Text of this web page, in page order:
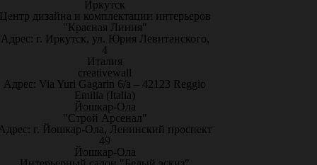
Иркутск
дизайна и комплектации интерьеров
"Красная Линия"
Адрес: г. Иркутск, ул. Юрия Левитанского,
4
Италия
creativewall
Адрес: Via Yuri Gagarin 6/a – 42123 Reggio
Emilia (Italia)
Йошкар-Ола
"Строй Арсенал"
г. Йошкар-Ола, Ленинский проспект
49
Йошкар-Ола